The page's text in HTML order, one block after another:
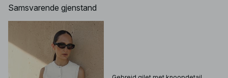
Samsvarende gjenstand